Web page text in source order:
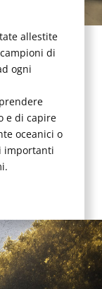
allestite
di
ogni
e di capire
oceanici o
importanti